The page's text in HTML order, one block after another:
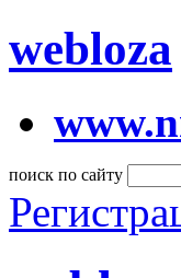
webloza
поиск по сайту